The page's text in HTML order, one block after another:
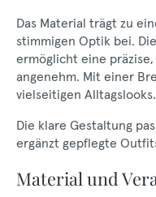
Das Material trägt zu
stimmigen Optik bei.
ermöglicht eine
angenehm. Mit einer
vielseitigen Alltagslooks.
Die klare Gestaltung
ergänzt gepflegte
Material und